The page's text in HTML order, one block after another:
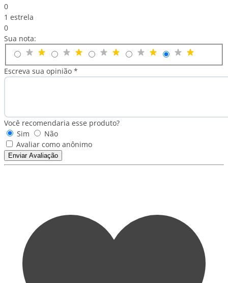
0
1 estrela
0
Sua nota:
Escreva sua opinião *
Você recomendaria esse produto?
Sim
Não
Avaliar como anônimo
Enviar Avaliação